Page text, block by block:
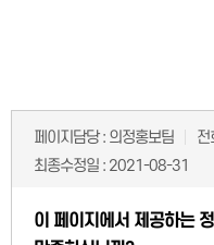
페이지담당 : 의정홍보팀 전
최종수정일 : 2021-08-31
이 페이지에서 제공하는